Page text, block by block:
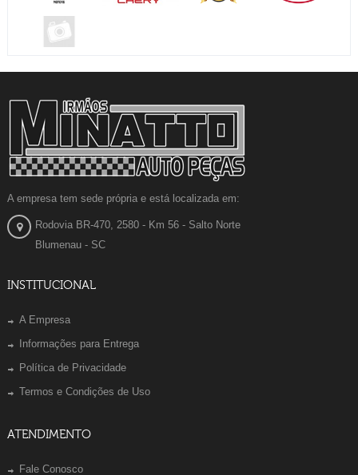
A empresa tem sede própria e está localizada em:
Rodovia BR-470, 2580 - Km 56 - Salto Norte
Blumenau - SC
INSTITUCIONAL
A Empresa
Informações para Entrega
Política de Privacidade
Termos e Condições de Uso
ATENDIMENTO
Fale Conosco